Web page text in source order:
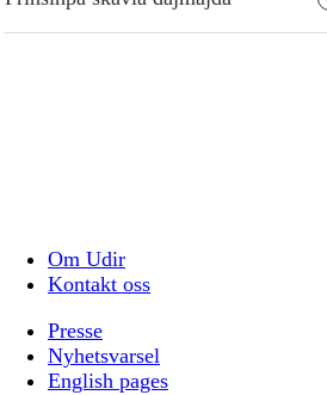
Om Udir
Kontakt oss
Presse
Nyhetsvarsel
English pages